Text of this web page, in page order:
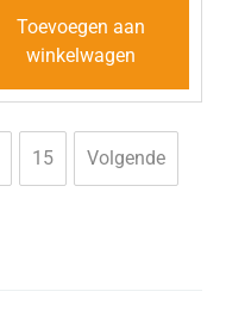
Toevoegen aan
winkelwagen
15 Volgende